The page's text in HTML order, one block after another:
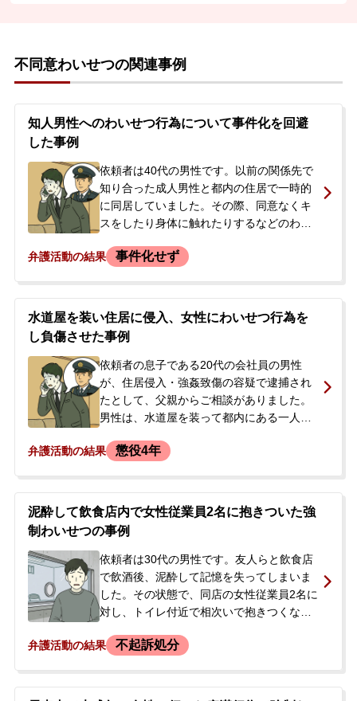
不同意わいせつの関連事例
知人男性へのわいせつ行為について事件化を回避
した事例
依頼者は40代の男性です。以前の関係先で
知り合った成人男性と都内の住居で一時的
に同居していました。その際、同意なくキ
スをしたり身体に触れたりするなどのわい
す。同居解消から数ヶ月後、共通の知人を
ご友人の助言もあり、穏便な解決を目指し
て当事務所へご相談されました。
弁護活動の結果 事件化せず
水道屋を装い住居に侵入、女性にわいせつ行為を
し負傷させた事例
依頼者の息子である20代の会社員の男性
が、住居侵入・強姦致傷の容疑で逮捕され
たとして、父親からご相談がありました。
男性は、水道屋を装って都内にある一人暮
対し、背後から抱きついて胸を触り、首を
し、性的暴行に及ぼうとしましたが、女性
の抵抗により未遂に終わりました。この
際、女性は頚椎捻挫などの傷害を負いまし
た。事件当日の朝、男性の自宅に家宅捜索
が入り、そのまま警察署へ連行され逮捕さ
れたため、ご家族が弁護士を探し、ご依頼
に至りました。
弁護活動の結果 懲役4年
泥酔して飲食店内で女性従業員2名に抱きついた強
制わいせつの事例
依頼者は30代の男性です。友人らと飲食店
で飲酒後、泥酔して記憶を失ってしまいま
した。その状態で、同店の女性従業員2名に
対し、トイレ付近で相次いで抱きつくなど
察に逮捕され、勾留が決定しました。依頼
弁護活動の結果 不起訴処分